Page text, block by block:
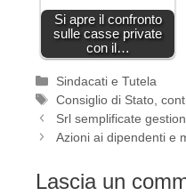
Si apre il confronto
sulle casse private
con il…
Categorie
Sindacati e Tutela
Tag
Consiglio di Stato ,
Srl semplificate
Azioni ai dipendenti e
Lascia un